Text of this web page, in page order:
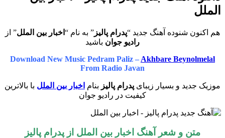
الملل
هم اکنون شنوده آهنگ جدید “پدرام پالیز ” به نام “ اخبار بین الملل” از
رادیو جوان باشید
Download New Music Pedram Paliz – Akhbare Beynolmelal
From Radio Javan
موزیک جدید و بسیار زیبای پدرام پالیز بنام اخبار بین الملل با بالاترین
کیفیت در رادیو جوان
متن و شعر آهنگ اخبار بین الملل از پدرام پالیز